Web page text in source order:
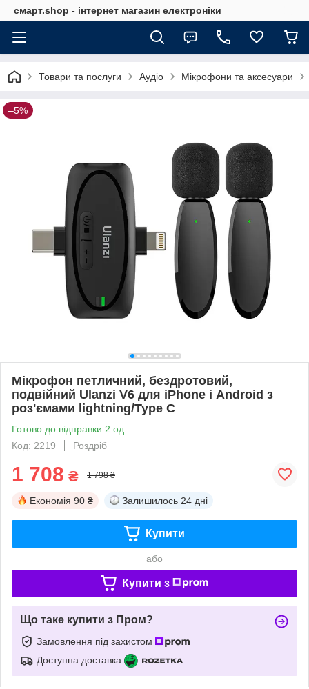
смарт.shop - інтернет магазин електроніки
Товари та послуги Аудіо Мікрофони та аксесуари
–5%
Мікрофон петличний, бездротовий,
подвійний Ulanzi V6 для iPhone і Android з
роз'ємами lightning/Type C
Готово до відправки 2 од.
Код: 2219
Роздріб
1 708 ₴ 1 798 ₴
Економія 90 ₴ Залишилось 24 дні
Купити
або
Купити з
Що таке купити з Пром?
Замовлення під захистом
Доступна доставка